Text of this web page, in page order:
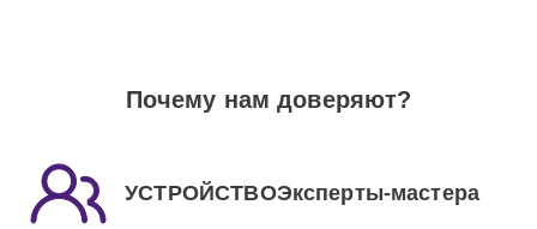
Почему нам доверяют?
УСТРОЙСТВОЭксперты-мастера